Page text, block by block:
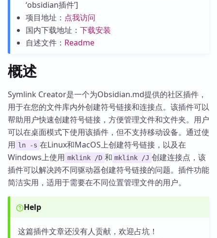
‘obsidian插件’]
项目地址： 点我访问
国内下载地址： 下载安装
自述文件： Readme
概述
Symlink Creator是一个为Obsidian.md提供的社区插件，
用于在您的文件库内外创建符号链接和连接点。该插件可以
帮助用户快速创建符号链接，方便管理文件和文件夹。用户
可以在桌面模式下使用该插件，但不支持移动设备。通过使
用 ln -s 在Linux和MacOS上创建符号链接，以及在
Windows上使用 mklink /D 和 mklink /J 创建连接点，该
插件可以解决跨不同驱动器创建符号链接的问题。插件功能
简洁实用，适用于需要在不同位置管理文件的用户。
Help
这篇插件文章还没有人贡献，欢迎占坑！